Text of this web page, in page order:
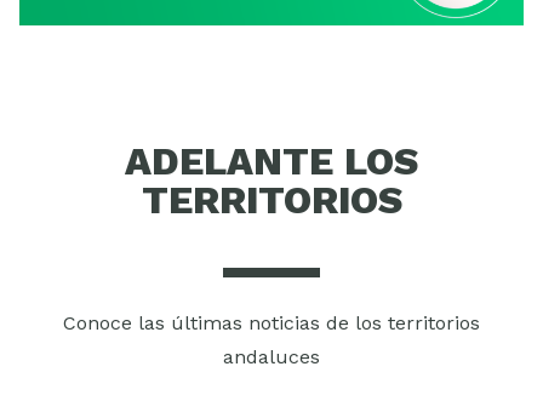
ADELANTE LOS
TERRITORIOS
Conoce las últimas noticias de los territorios
andaluces